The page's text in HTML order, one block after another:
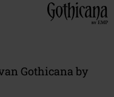
Gothicana by